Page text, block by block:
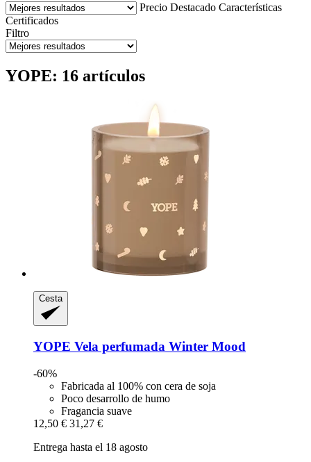
Precio Destacado Características
Certificados
Filtro
YOPE: 16 artículos
Cesta
YOPE Vela perfumada Winter Mood
-60%
Fabricada al 100% con cera de soja
Poco desarrollo de humo
Fragancia suave
12,50 € 31,27 €
Entrega hasta el 18 agosto